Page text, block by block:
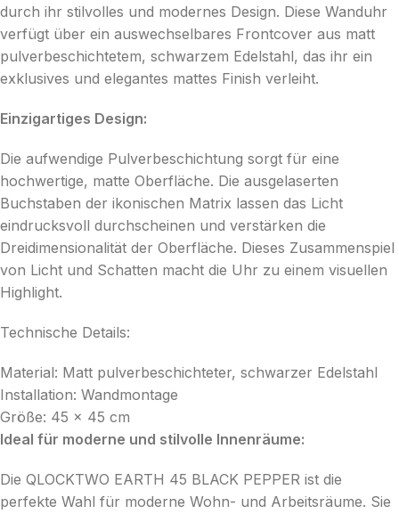
durch ihr stilvolles und modernes Design. Diese Wanduhr
verfügt über ein auswechselbares Frontcover aus matt
pulverbeschichtetem, schwarzem Edelstahl, das ihr ein
exklusives und elegantes mattes Finish verleiht.
Einzigartiges Design:
Die aufwendige Pulverbeschichtung sorgt für eine
hochwertige, matte Oberfläche. Die ausgelaserten
Buchstaben der ikonischen Matrix lassen das Licht
eindrucksvoll durchscheinen und verstärken die
Dreidimensionalität der Oberfläche. Dieses Zusammenspiel
von Licht und Schatten macht die Uhr zu einem visuellen
Highlight.
Technische Details:
Material: Matt pulverbeschichteter, schwarzer Edelstahl
Installation: Wandmontage
Größe: 45 x 45 cm
Ideal für moderne und stilvolle Innenräume:
Die QLOCKTWO EARTH 45 BLACK PEPPER ist die
perfekte Wahl für moderne Wohn- und Arbeitsräume. Sie